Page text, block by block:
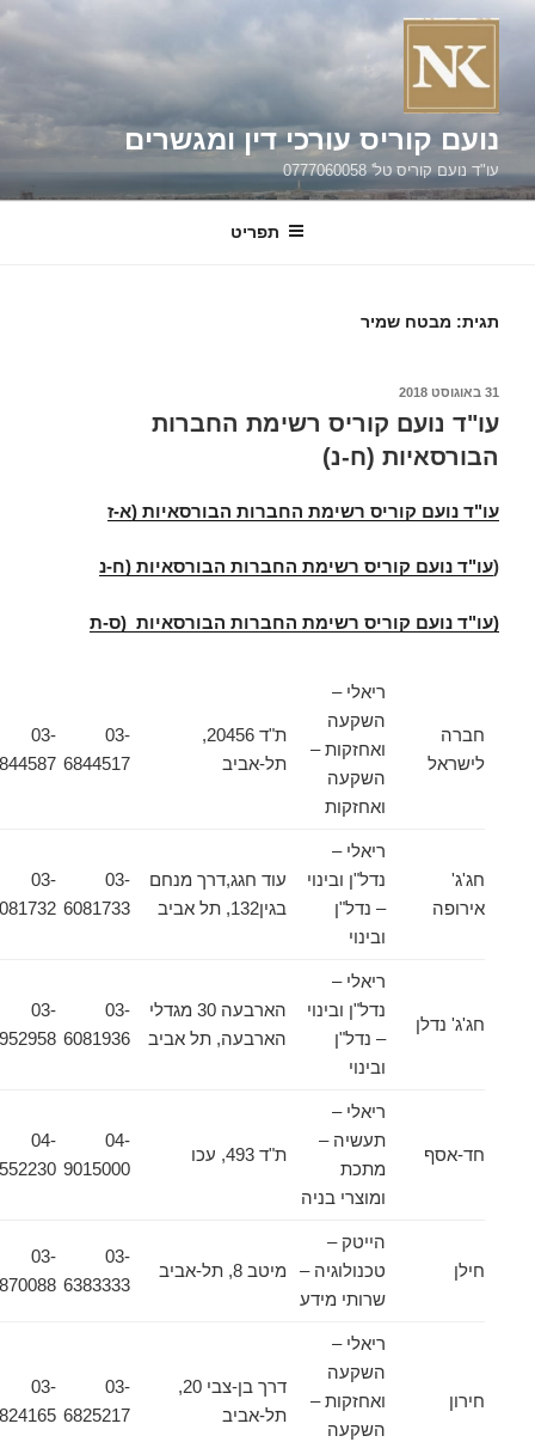
נועם קוריס עורכי דין ומגשרים
עו"ד נועם קוריס טל' 0777060058
תפריט
תגית:מבטח שמיר
פורסם
עו"ד נועם קוריס רשימת החברות
הבורסאיות (ח-נ)
עו"ד נועם קוריס רשימת החברות הבורסאיות (א-ז
עו"ד נועם קוריס רשימת החברות הבורסאיות (ח-נ
(עו"ד נועם קוריס רשימת החברות הבורסאיות (ס-ת
חברה
לישראל
ריאלי –
השקעה
ואחזקות –
השקעה
ואחזקות
ת"ד 20456,
תל-אביב
6844517
6844587
אירופה
ריאלי –
נדל"ן ובינוי
– נדל"ן
ובינוי
עוד חגג,דרך מנחם
03-
6081733
6081732
חג'ג' נדלן
ריאלי –
נדל"ן ובינוי
– נדל"ן
ובינוי
הארבעה 30 מגדלי
הארבעה, תל אביב
03-
6081936
6952958
חד-אסף
ריאלי –
תעשיה –
מתכת
ומוצרי בניה
9015000
9552230
הייטק –
טכנולוגיה –
שרותי מידע
מיטב 8, תל-אביב
6383333
6870088
חירון
ריאלי –
השקעה
ואחזקות –
השקעה
דרך בן-צבי 20,
תל-אביב
6825217
6824165